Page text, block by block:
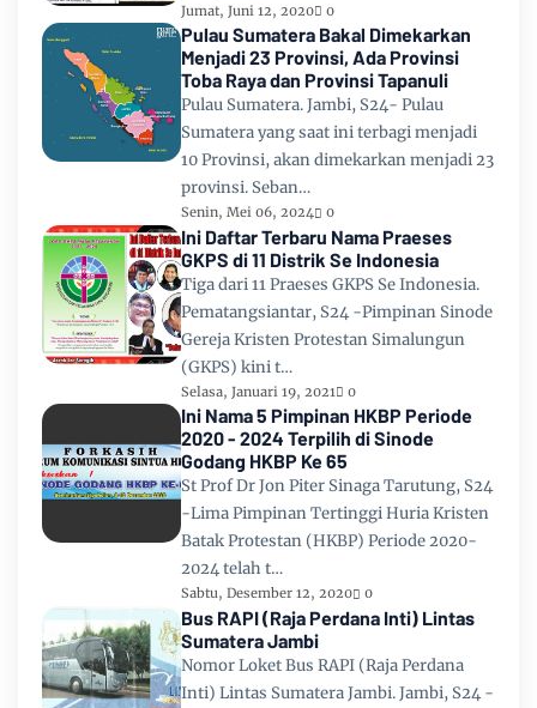
Jumat, Juni 12, 2020 0
Pulau Sumatera Bakal Dimekarkan
Menjadi 23 Provinsi, Ada Provinsi
Toba Raya dan Provinsi Tapanuli
Pulau Sumatera. Jambi, S24- Pulau
Sumatera yang saat ini terbagi menjadi
10 Provinsi, akan dimekarkan menjadi 23
provinsi. Seban…
Senin, Mei 06, 2024 0
Ini Daftar Terbaru Nama Praeses
GKPS di 11 Distrik Se Indonesia
Tiga dari 11 Praeses GKPS Se Indonesia.
Pematangsiantar, S24 -Pimpinan Sinode
Gereja Kristen Protestan Simalungun
(GKPS) kini t…
Selasa, Januari 19, 2021 0
Ini Nama 5 Pimpinan HKBP Periode
2020 - 2024 Terpilih di Sinode
Godang HKBP Ke 65
St Prof Dr Jon Piter Sinaga Tarutung, S24
-Lima Pimpinan Tertinggi Huria Kristen
Batak Protestan (HKBP) Periode 2020-
2024 telah t…
Sabtu, Desember 12, 2020 0
Bus RAPI (Raja Perdana Inti) Lintas
Sumatera Jambi
Nomor Loket Bus RAPI (Raja Perdana
Inti) Lintas Sumatera Jambi. Jambi, S24 -